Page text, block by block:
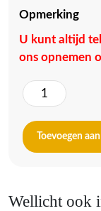
Opmerking
U kunt altijd
ons opnemen
D
-
400/40
geloof
Toevoegen
Wellicht ook